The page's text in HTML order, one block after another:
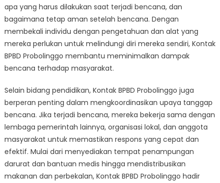
apa yang harus dilakukan saat terjadi bencana, dan
bagaimana tetap aman setelah bencana. Dengan
membekali individu dengan pengetahuan dan alat yang
mereka perlukan untuk melindungi diri mereka sendiri, Kontak
BPBD Probolinggo membantu meminimalkan dampak
bencana terhadap masyarakat.
Selain bidang pendidikan, Kontak BPBD Probolinggo juga
berperan penting dalam mengkoordinasikan upaya tanggap
bencana. Jika terjadi bencana, mereka bekerja sama dengan
lembaga pemerintah lainnya, organisasi lokal, dan anggota
masyarakat untuk memastikan respons yang cepat dan
efektif. Mulai dari menyediakan tempat penampungan
darurat dan bantuan medis hingga mendistribusikan
makanan dan perbekalan, Kontak BPBD Probolinggo hadir